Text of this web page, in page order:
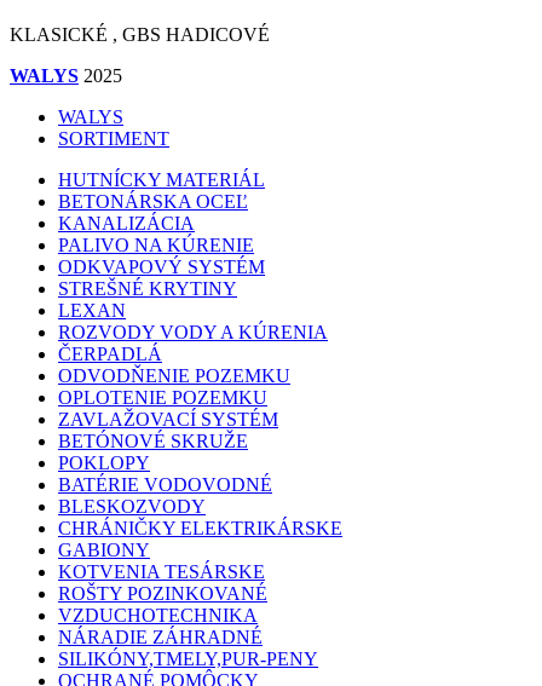
KLASICKÉ , GBS HADICOVÉ
WALYS 2025
WALYS
SORTIMENT
HUTNÍCKY MATERIÁL
BETONÁRSKA OCEĽ
KANALIZÁCIA
PALIVO NA KÚRENIE
ODKVAPOVÝ SYSTÉM
STREŠNÉ KRYTINY
LEXAN
ROZVODY VODY A KÚRENIA
ČERPADLÁ
ODVODŇENIE POZEMKU
OPLOTENIE POZEMKU
ZAVLAŽOVACÍ SYSTÉM
BETÓNOVÉ SKRUŽE
POKLOPY
BATÉRIE VODOVODNÉ
BLESKOZVODY
CHRÁNIČKY ELEKTRIKÁRSKE
GABIONY
KOTVENIA TESÁRSKE
ROŠTY POZINKOVANÉ
VZDUCHOTECHNIKA
NÁRADIE ZÁHRADNÉ
SILIKÓNY,TMELY,PUR-PENY
OCHRANÉ POMÔCKY